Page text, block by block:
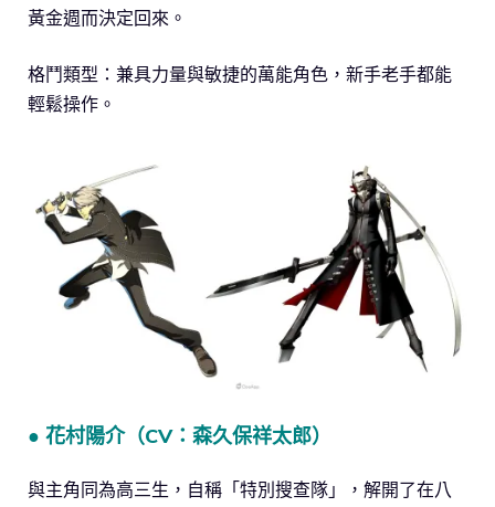
黃金週而決定回來。
格鬥類型：兼具力量與敏捷的萬能角色，新手老手都能
輕鬆操作。
● 花村陽介（CV：森久保祥太郎）
與主角同為高三生，自稱「特別搜查隊」，解開了在八